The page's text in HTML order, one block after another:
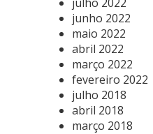
junho 2022
maio 2022
abril 2022
março 2022
fevereiro 2022
julho 2018
abril 2018
março 2018